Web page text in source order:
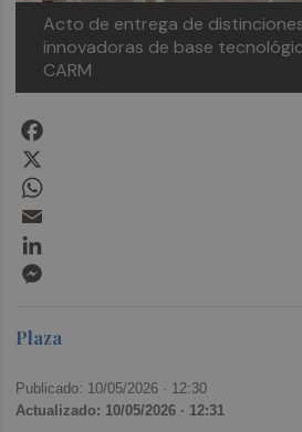
Acto de entrega de
innovadoras de base
CARM
Plaza
Publicado: 10/05/2026 · 12:30
Actualizado: 10/05/2026 · 12:31